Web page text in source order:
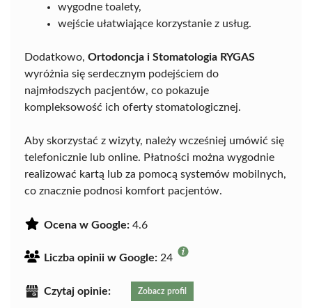
wygodne toalety,
wejście ułatwiające korzystanie z usług.
Dodatkowo, Ortodoncja i Stomatologia RYGAS
wyróżnia się serdecznym podejściem do
najmłodszych pacjentów, co pokazuje
kompleksowość ich oferty stomatologicznej.
Aby skorzystać z wizyty, należy wcześniej umówić się
telefonicznie lub online. Płatności można wygodnie
realizować kartą lub za pomocą systemów mobilnych,
co znacznie podnosi komfort pacjentów.
Ocena w Google: 4.6
Liczba opinii w Google: 24
Czytaj opinie: Zobacz profil